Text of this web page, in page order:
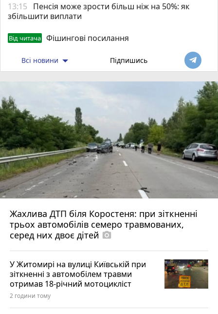
13:15
Пенсія може зрости більш ніж на 50%: як
збільшити виплати
Від читача Фішингові посилання
Всі новини Підпишись
Жахлива ДТП біля Коростеня: при зіткненні
трьох автомобілів семеро травмованих,
серед них двоє дітей photo_camera
У Житомирі на вулиці Київській при
зіткненні з автомобілем травми
отримав 18-річний мотоцикліст
2 години тому